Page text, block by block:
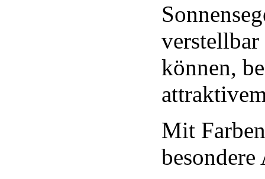
können,
Mit
besondere